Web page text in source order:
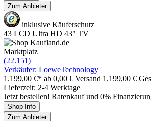
Zum Anbieter
inklusive Käuferschutz
43 LCD Ultra HD 43" TV
Marktplatz
(22.151)
Verkäufer: LoeweTechnology
1.199,00 €* ab 0,00 € Versand 1.199,00 €
Lieferzeit: 2-4 Werktage
Jetzt bestellen! Ratenkauf und 0%
Shop-Info
Zum Anbieter